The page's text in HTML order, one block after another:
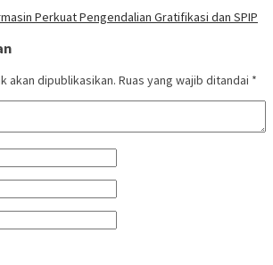
Perkuat Pengendalian Gratifikasi dan SPIP
akan dipublikasikan. Ruas yang wajib ditandai *